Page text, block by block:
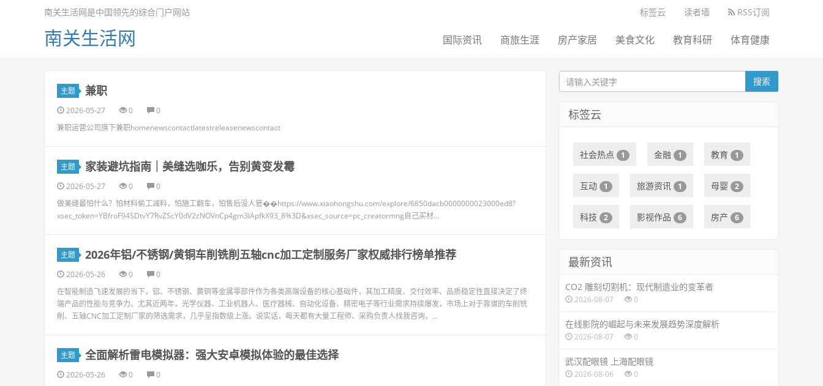
标签云 读者墙 RSS订阅
南关生活网是中国领先的综合门户网站
南关生活网 国际资讯 商旅生涯 房产家居 美食文化 教育科研 体育健康
主题 兼职
2026-05-27 0
0
兼职运营公司旗下兼职homenewscontactlatestreleasenewscontact
主题 家装避坑指南｜美缝选咖乐，告别黄变发霉
2026-05-27 0
0
做美缝最怕什么？怕材料偷工减料，怕施工翻车，怕售后没人管��https://www.xiaohongshu.com/explore/6850dacb0000000023000ed8?
xsec_token=YBfroF94SDtvY7RvZScY0dV2zNOVnCp4gm3lApfkX93_8%3D&xsec_source=pc_creatormng自己买材...
主题 2026年铝/不锈钢/黄铜车削铣削五轴cnc加工定制服务厂家权威排行榜单推荐
2026-05-26 0
0
在智能制造飞速发展的当下，铝、不锈钢、黄铜等金属零部件作为各类高端设备的核心基础件，其加工精度、交付效率、品质稳定性直接决定了终
端产品的性能与竞争力。尤其近两年，光学仪器、工业机器人、医疗器械、自动化设备、精密电子等行业需求持续爆发，市场上对于靠谱的车削铣
削、五轴CNC加工定制厂家的筛选需求，几乎呈指数级上涨。说实话，每天都有大量工程师、采购负责人找我咨询，...
主题 全面解析雷电模拟器：强大安卓模拟体验的最佳选择
2026-05-26 0
0
搜索
标签云
社会热点 1 金融 1 教育 1
互动 1 旅游资讯 1 母婴 2
科技 2 影视作品 6 房产 6
最新资讯
CO2 雕刻切割机：现代制造业的变革者
2026-08-07 0
在线影院的崛起与未来发展趋势深度解析
2026-08-07 0
武汉配眼镜 上海配眼镜
2026-08-06 0